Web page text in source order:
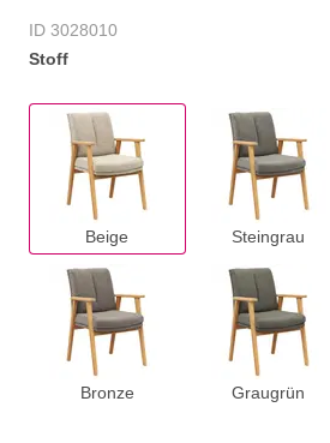
ID 3028010
Stoff
Beige Steingrau
Bronze Graugrün